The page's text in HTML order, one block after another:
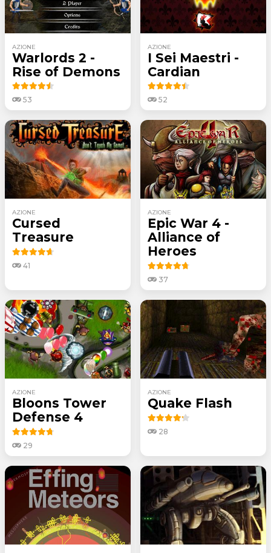
AZIONE
Warlords 2 -
Rise of Demons
53
AZIONE
I Sei Maestri -
Cardian
52
AZIONE
Cursed
Treasure
41
AZIONE
Epic War 4 -
Alliance of
Heroes
37
AZIONE
Bloons Tower
Defense 4
29
AZIONE
Quake Flash
28